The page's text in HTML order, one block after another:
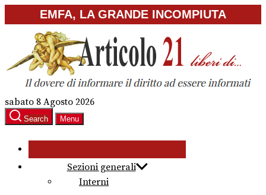
to
content
EMFA, LA GRANDE INCOMPIUTA
sabato 8 Agosto 2026
Search Menu
Sezioni generali
Interni